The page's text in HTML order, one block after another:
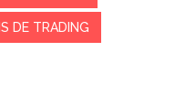
DE TRADING